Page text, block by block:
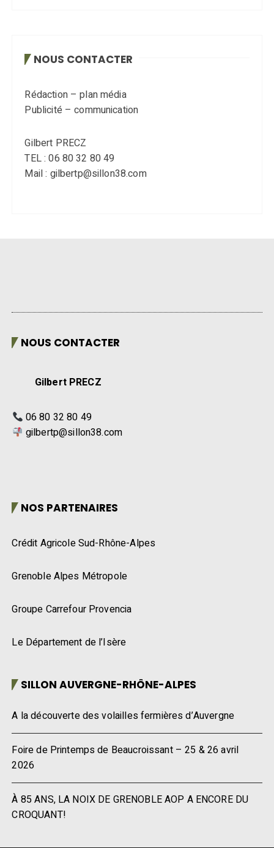
NOUS CONTACTER
Rédaction – plan média
Publicité – communication
Gilbert PRECZ
TEL : 06 80 32 80 49
Mail : gilbertp@sillon38.com
NOUS CONTACTER
Gilbert PRECZ
06 80 32 80 49
gilbertp@sillon38.com
NOS PARTENAIRES
Crédit Agricole Sud-Rhône-Alpes
Grenoble Alpes Métropole
Groupe Carrefour Provencia
Le Département de l’Isère
SILLON AUVERGNE-RHÔNE-ALPES
A la découverte des volailles fermières d’Auvergne
Foire de Printemps de Beaucroissant – 25 & 26 avril
2026
À 85 ANS, LA NOIX DE GRENOBLE AOP A ENCORE DU
CROQUANT!